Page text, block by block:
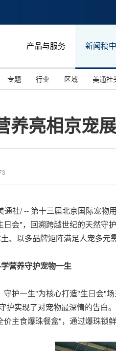
产品与服务 新闻稿
专题 行业 区域 美通社
养亮相京宠
通社/ -- 第十三届北京国际宠物
日会"，回溯跨越世纪的天然守
、以多品牌矩阵满足人宠多元
营养守护宠物一生
守护一生"为核心打造"生日会"
护实现了对宠物最深情的告白
主食爆珠餐盒"，通过爆珠锁